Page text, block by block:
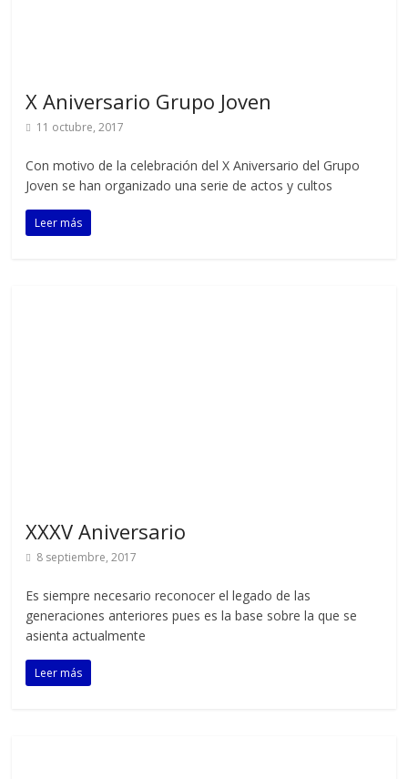
X Aniversario Grupo Joven
11 octubre, 2017
Con motivo de la celebración del X Aniversario del Grupo
Joven se han organizado una serie de actos y cultos
Leer más
XXXV Aniversario
8 septiembre, 2017
Es siempre necesario reconocer el legado de las
generaciones anteriores pues es la base sobre la que se
asienta actualmente
Leer más